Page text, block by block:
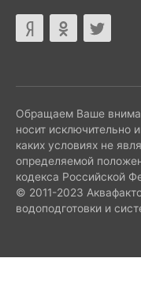
Обращаем Ваше
носит исключительно
каких условиях не
определяемой
кодекса Российской
© 2011-2023
водоподготовки и